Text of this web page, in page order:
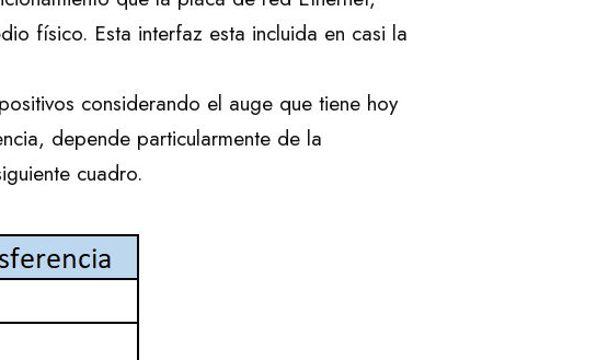
físico. Esta interfaz esta incluida en casi la
considerando el auge que tiene hoy
depende particularmente de la
cuadro.